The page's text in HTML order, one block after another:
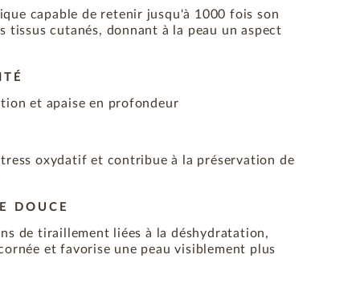
capable de retenir jusqu'à 1000 fois son
tissus cutanés, donnant à la peau un aspect
et apaise en profondeur
oxydatif et contribue à la préservation de
DOUCE
de tiraillement liées à la déshydratation,
et favorise une peau visiblement plus